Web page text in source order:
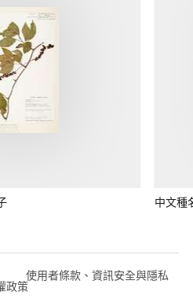
中文種
使用者條款、資訊安全與隱私
政策